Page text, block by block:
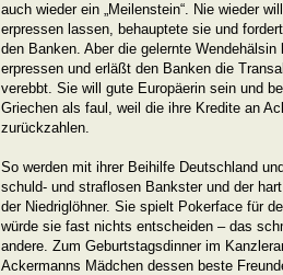
auch wieder ein „Meilenstein“. Nie wieder
erpressen lassen, behauptete sie und
den Banken. Aber die gelernte
erpressen und erläßt den Banken die
verebbt. Sie will gute Europäerin sein und
Griechen als faul, weil die ihre Kredite an
zurückzahlen.
So werden mit ihrer Beihilfe Deutschland
schuld- und straflosen Bankster und der
der Niedriglöhner. Sie spielt Pokerface für
würde sie fast nichts entscheiden – das
andere. Zum Geburtstagsdinner im
Ackermanns Mädchen dessen beste